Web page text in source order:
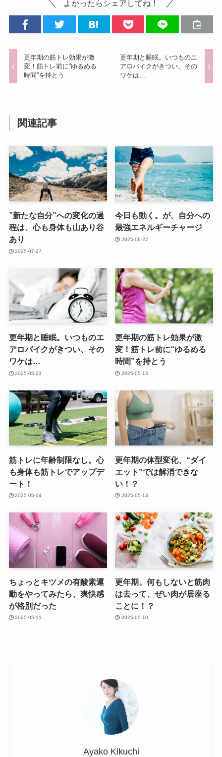
よかったらシェアしてね！
更年期の筋トレ効果が激
変！筋トレ前に“ゆるめる
時間”を持とう
更年期と睡眠。いつものエ
アロバイクがきつい、その
ワケは…
関連記事
”新たな自分”への変化の過
程は、心も身体も山あり谷
あり
2025-07-27
今日も動く。が、自分への
最強エネルギーチャージ
2025-06-27
更年期と睡眠。いつものエ
アロバイクがきつい、その
ワケは…
2025-05-23
更年期の筋トレ効果が激
変！筋トレ前に“ゆるめる
時間”を持とう
2025-05-15
筋トレに年齢制限なし。心
も身体も筋トレでアップデ
ート！
2025-05-14
更年期の体型変化、“ダイ
エット”では解消できな
い！？
2025-05-13
ちょっとキツメの有酸素運
動をやってみたら、爽快感
が格別だった
2025-05-11
更年期。何もしないと筋肉
は去って、ぜい肉が居座る
ことに！？
2025-05-10
Ayako Kikuchi